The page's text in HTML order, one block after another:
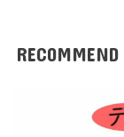
RECOMMEND